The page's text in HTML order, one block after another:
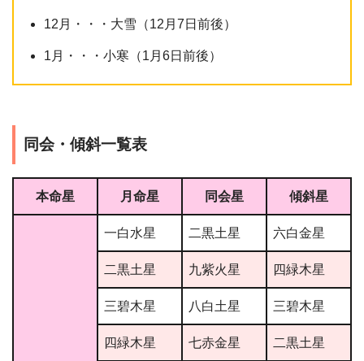
12月・・・大雪（12月7日前後）
1月・・・小寒（1月6日前後）
同会・傾斜一覧表
本命星 月命星 同会星 傾斜星
一白水星 二黒土星 六白金星
二黒土星 九紫火星 四緑木星
三碧木星 八白土星 三碧木星
四緑木星 七赤金星 二黒土星